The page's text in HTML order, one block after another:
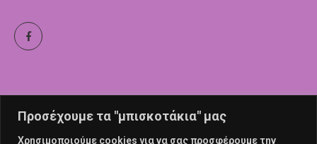
Προσέχουμε τα "μπισκοτάκια" μας
Χρησιμοποιούμε cookies για να σας προσφέρουμε την